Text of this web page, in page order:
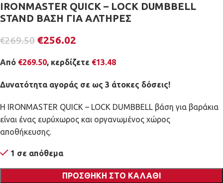
IRONMASTER QUICK – LOCK DUMBBELL
STAND ΒΑΣΗ ΓΙΑ ΑΛΤΗΡΕΣ
€269.50 €256.02
Από €269.50, κερδίζετε €13.48
Δυνατότητα αγοράς σε ως 3 άτοκες δόσεις!
Η IRONMASTER QUICK – LOCK DUMBBELL βάση για βαράκια
είναι ένας ευρύχωρος και οργανωμένος χώρος
αποθήκευσης.
1 σε απόθεμα
ΠΡΟΣΘΉΚΗ ΣΤΟ ΚΑΛΆΘΙ